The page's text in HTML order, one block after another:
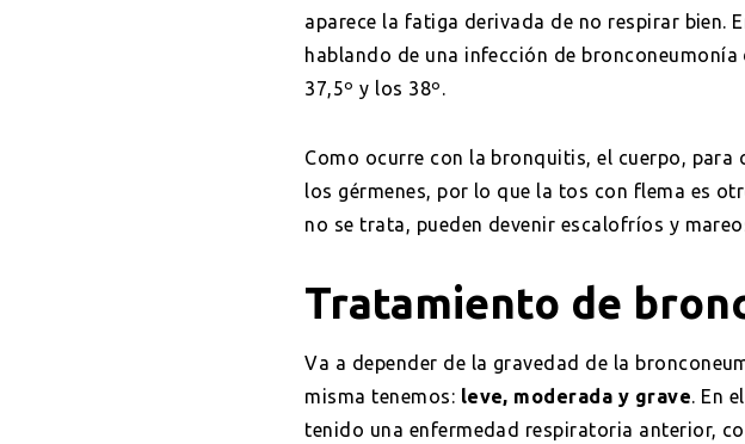
aparece la fatiga derivada de no respirar bien.
hablando de una infección de
37,5º y los 38º.
Como ocurre con la bronquitis, el cuerpo,
los gérmenes, por lo que la tos con flema es
no se trata, pueden devenir escalofríos y
Tratamiento de
Va a depender de la gravedad de la
misma tenemos: leve, moderada y grave. En
tenido una enfermedad respiratoria anterior,